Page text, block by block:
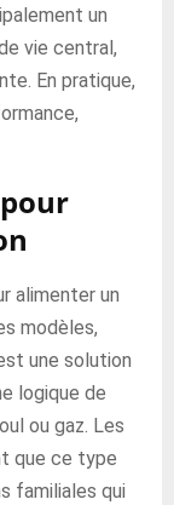
un
vie central,
En pratique,
alimenter un
modèles,
une solution
logique de
ou gaz. Les
que ce type
familiales qui